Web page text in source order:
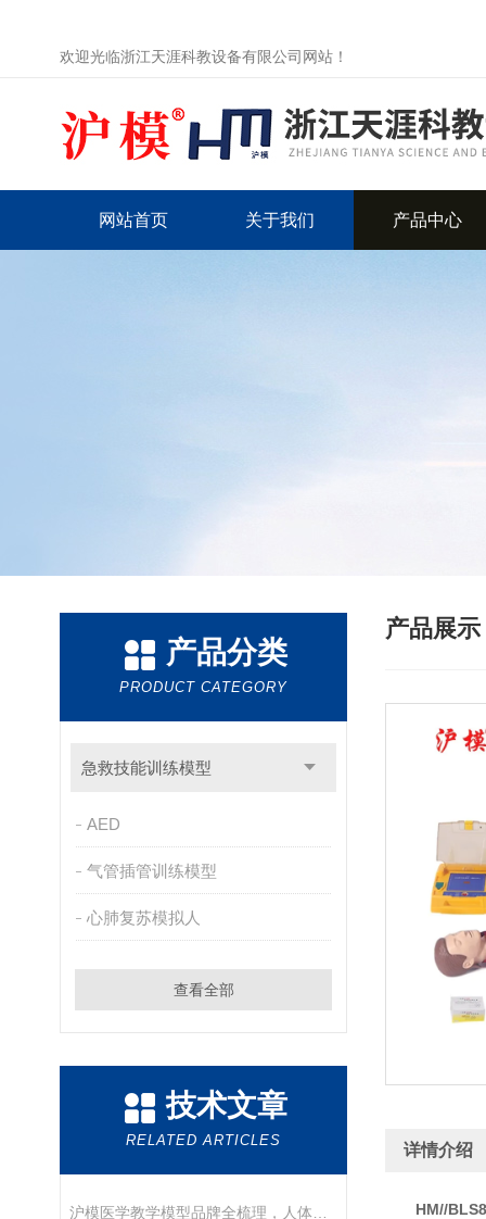
欢迎光临浙江天涯科教设备有限公司网站！
网站首页 关于我们 产品中心
产品分类
PRODUCT CATEGORY
急救技能训练模型
AED
气管插管训练模型
心肺复苏模拟人
查看全部
技术文章
RELATED ARTICLES
产品展示
详情介绍
HM//